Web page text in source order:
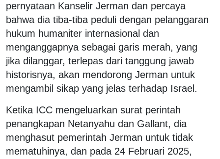
pernyataan Kanselir Jerman dan percaya
bahwa dia tiba-tiba peduli dengan pelanggaran
hukum humaniter internasional dan
menganggapnya sebagai garis merah, yang
jika dilanggar, terlepas dari tanggung jawab
historisnya, akan mendorong Jerman untuk
mengambil sikap yang jelas terhadap Israel.
Ketika ICC mengeluarkan surat perintah
penangkapan Netanyahu dan Gallant, dia
menghasut pemerintah Jerman untuk tidak
mematuhinya, dan pada 24 Februari 2025,